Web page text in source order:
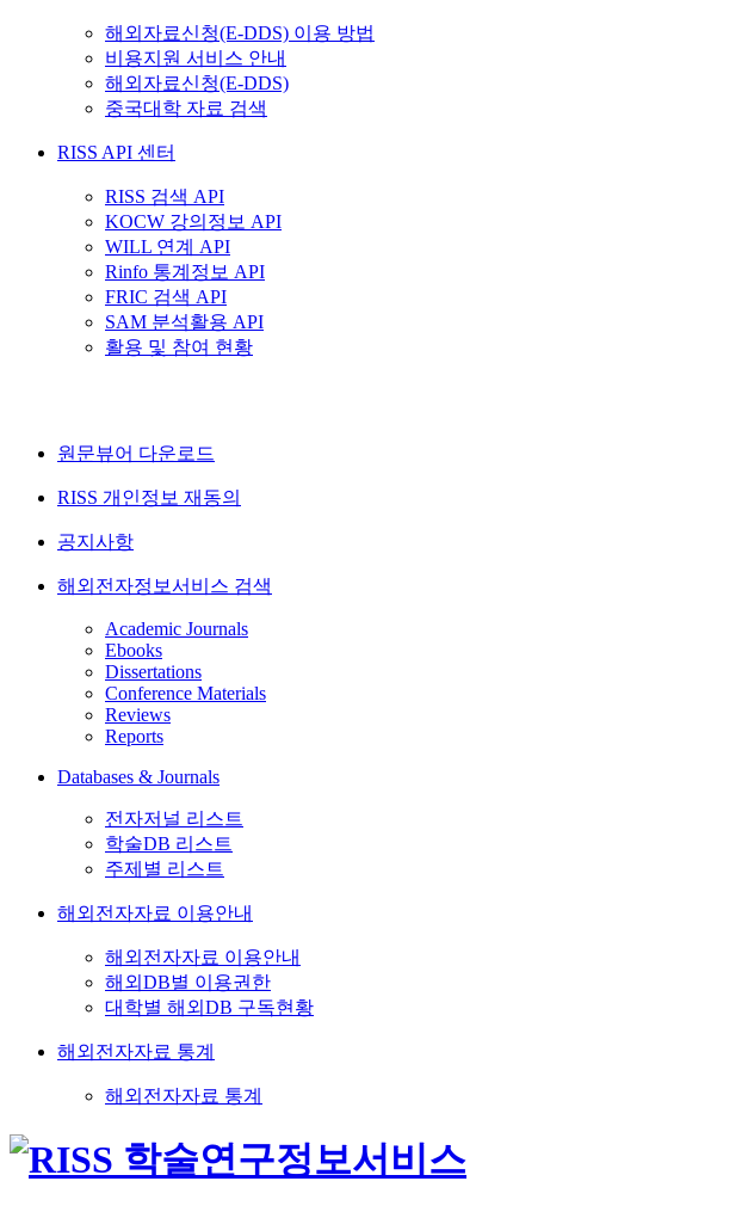
해외자료신청(E-DDS) 이용 방법
비용지원 서비스 안내
해외자료신청(E-DDS)
중국대학 자료 검색
RISS API 센터
RISS 검색 API
KOCW 강의정보 API
WILL 연계 API
Rinfo 통계정보 API
FRIC 검색 API
SAM 분석활용 API
활용 및 참여 현황
원문뷰어 다운로드
RISS 개인정보 재동의
공지사항
해외전자정보서비스 검색
Academic Journals
Ebooks
Dissertations
Conference Materials
Reviews
Reports
Databases & Journals
전자저널 리스트
학술DB 리스트
주제별 리스트
해외전자자료 이용안내
해외전자자료 이용안내
해외DB별 이용권한
대학별 해외DB 구독현황
해외전자자료 통계
해외전자자료 통계